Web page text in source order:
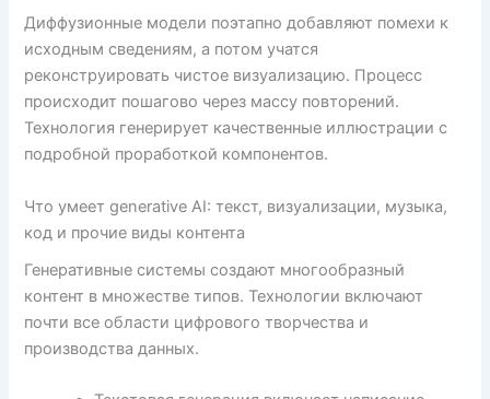
Диффузионные модели поэтапно добавляют помехи к
исходным сведениям, а потом учатся
реконструировать чистое визуализацию. Процесс
происходит пошагово через массу повторений.
Технология генерирует качественные иллюстрации с
подробной проработкой компонентов.
Что умеет generative AI: текст, визуализации, музыка,
код и прочие виды контента
Генеративные системы создают многообразный
контент в множестве типов. Технологии включают
почти все области цифрового творчества и
производства данных.